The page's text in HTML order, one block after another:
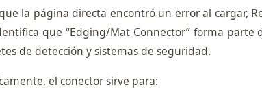
la página directa encontró un error al cargar,
que “Edging/Mat Connector” forma
de detección y sistemas de seguridad.
el conector sirve para: